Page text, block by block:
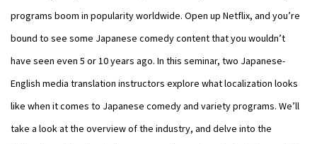
programs boom in popularity worldwide. Open up Netflix, and you’re
bound to see some Japanese comedy content that you wouldn’t
have seen even 5 or 10 years ago. In this seminar, two Japanese-
English media translation instructors explore what localization looks
like when it comes to Japanese comedy and variety programs. We’ll
take a look at the overview of the industry, and delve into the